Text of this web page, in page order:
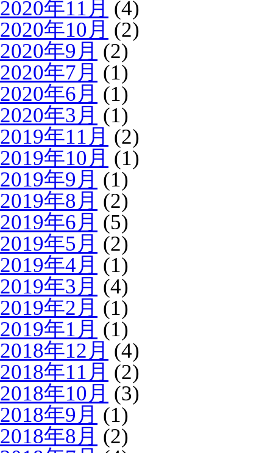
2020年11月 (4)
2020年10月 (2)
2020年9月 (2)
2020年7月 (1)
2020年6月 (1)
2020年3月 (1)
2019年11月 (2)
2019年10月 (1)
2019年9月 (1)
2019年8月 (2)
2019年6月 (5)
2019年5月 (2)
2019年4月 (1)
2019年3月 (4)
2019年2月 (1)
2019年1月 (1)
2018年12月 (4)
2018年11月 (2)
2018年10月 (3)
2018年9月 (1)
2018年8月 (2)